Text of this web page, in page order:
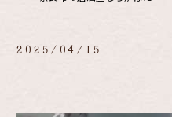
2025/04/15